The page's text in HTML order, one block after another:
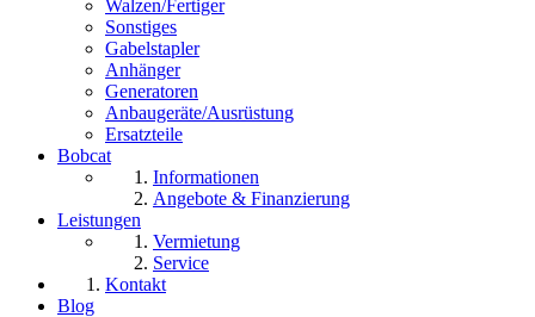
Walzen/Fertiger
Sonstiges
Gabelstapler
Anhänger
Generatoren
Anbaugeräte/Ausrüstung
Ersatzteile
Bobcat
Informationen
Angebote & Finanzierung
Leistungen
Vermietung
Service
Kontakt
Blog